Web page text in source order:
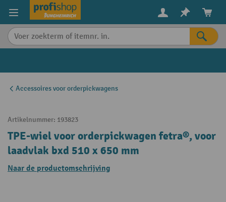
content
Accessoires voor orderpickwagens
Artikelnummer: 193823
TPE-wiel voor orderpickwagen fetra®, voor
laadvlak bxd 510 x 650 mm
Naar de productomschrijving